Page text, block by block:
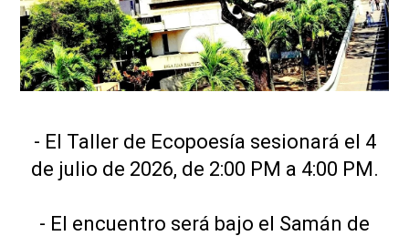
- El Taller de Ecopoesía sesionará el 4
de julio de 2026, de 2:00 PM a 4:00 PM.
- El encuentro será bajo el Samán de